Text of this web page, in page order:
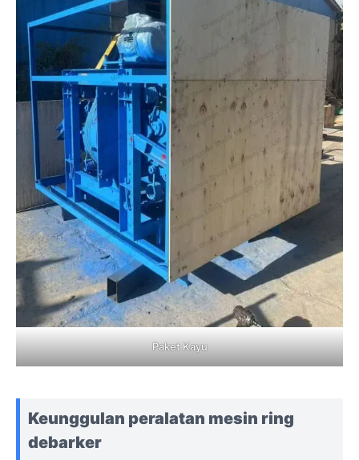
Paket Kayu
Keunggulan peralatan mesin ring
debarker